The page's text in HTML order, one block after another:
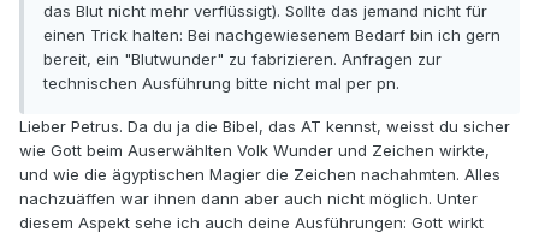
das Blut nicht mehr verflüssigt). Sollte das jemand nicht für
einen Trick halten: Bei nachgewiesenem Bedarf bin ich gern
bereit, ein "Blutwunder" zu fabrizieren. Anfragen zur
technischen Ausführung bitte nicht mal per pn.
Lieber Petrus. Da du ja die Bibel, das AT kennst, weisst du sicher
wie Gott beim Auserwählten Volk Wunder und Zeichen wirkte,
und wie die ägyptischen Magier die Zeichen nachahmten. Alles
nachzuäffen war ihnen dann aber auch nicht möglich. Unter
diesem Aspekt sehe ich auch deine Ausführungen: Gott wirkt